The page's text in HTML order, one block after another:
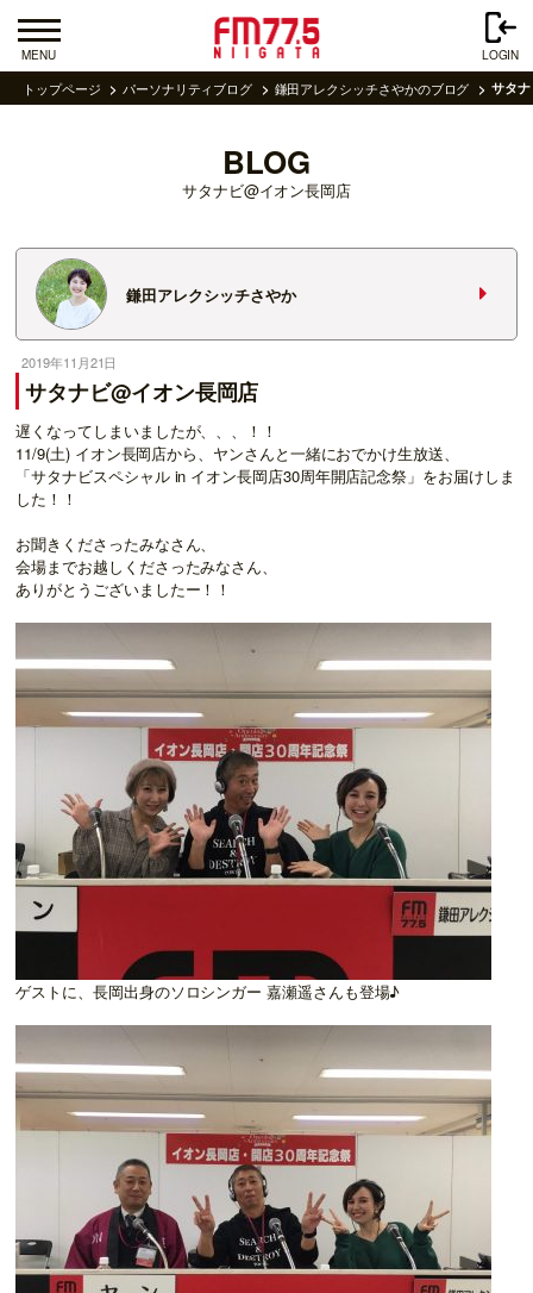
MENU LOGIN
トップページ パーソナリティブログ 鎌田アレクシッチさやかのブログ サタ
BLOG
サタナビ@イオン長岡店
鎌田アレクシッチさやか
2019年11月21日
サタナビ@イオン長岡店
遅くなってしまいましたが、、、！！
11/9(土) イオン長岡店から、ヤンさんと一緒におでかけ生放送、
「サタナビスペシャル in イオン長岡店30周年開店記念祭」をお届けしま
した！！
お聞きくださったみなさん、
会場までお越しくださったみなさん、
ありがとうございましたー！！
ゲストに、長岡出身のソロシンガー 嘉瀬遥さんも登場♪